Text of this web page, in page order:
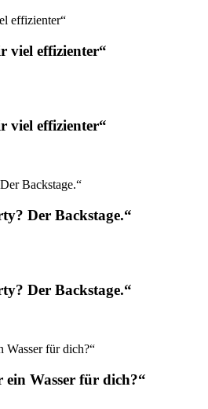
viel effizienter“
viel effizienter“
Der Backstage.“
Der Backstage.“
ein Wasser für dich?“